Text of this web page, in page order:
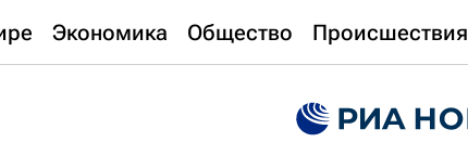
Экономика Общество Происшествия